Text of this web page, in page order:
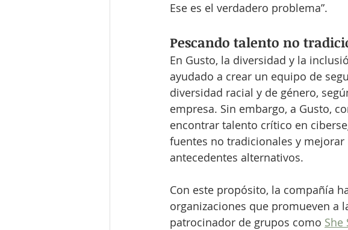
Ese es el verdadero problema”.
Pescando talento no
En Gusto, la diversidad y la
ayudado a crear un equipo de
diversidad racial y de género,
empresa. Sin embargo, a Gusto,
encontrar talento crítico en
fuentes no tradicionales y
antecedentes alternativos.
Con este propósito, la compañía
organizaciones que promueven a
patrocinador de grupos como She